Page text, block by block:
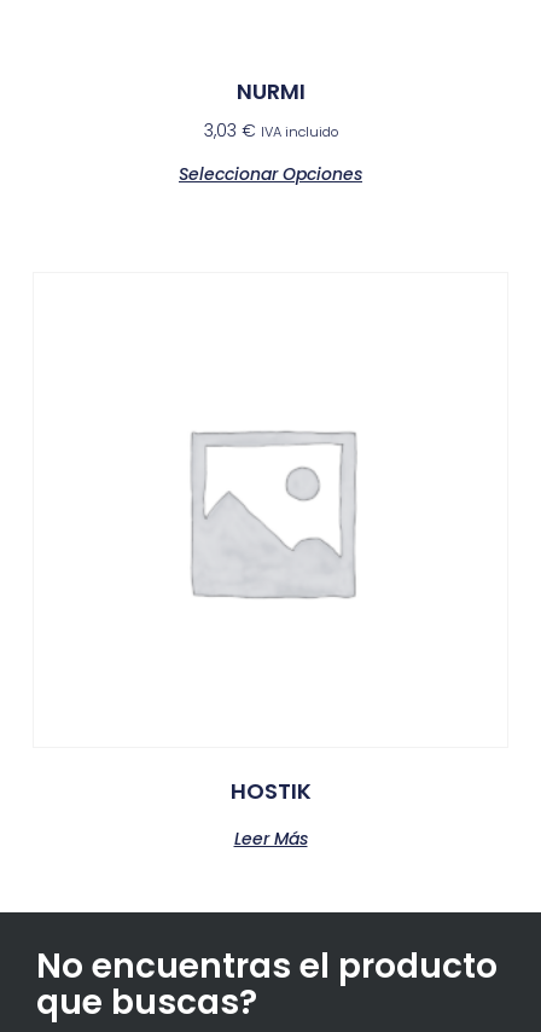
NURMI
3,03 € IVA incluido
Seleccionar Opciones
HOSTIK
Leer Más
No encuentras el producto
que buscas?